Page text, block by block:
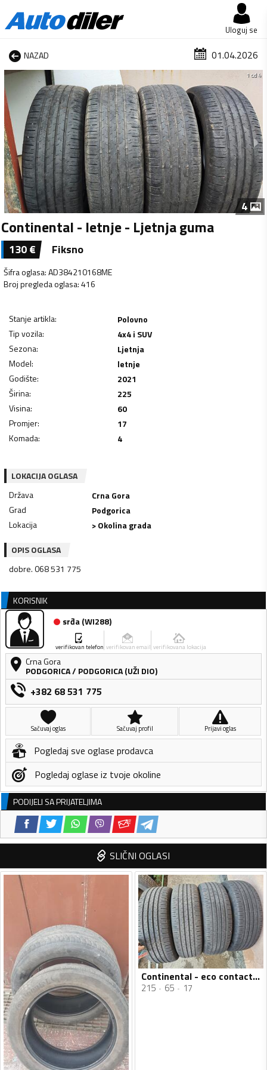
Uloguj se
NAZAD 01.04.2026
1 od 4
4
Continental - letnje - Ljetnja guma
130€ Fiksno
Šifra oglasa:AD384210168ME
Broj pregleda oglasa:416
Stanje artikla:
Polovno
Tip vozila:
4x4 i SUV
Sezona:
Ljetnja
Model:
letnje
Godište:
2021
Širina:
225
Visina:
60
Promjer:
17
Komada: 4
LOKACIJA OGLASA
Država
Crna Gora
Grad
Podgorica
Lokacija
> Okolina grada
OPIS OGLASA
dobre. 068 531 775
KORISNIK
srđa(WI288)
verifikovan telefon verifikovan email verifikovana lokacija
Crna Gora
PODGORICA/ PODGORICA (UŽI DIO)
+382 68 531 775
Sačuvaj oglas Sačuvaj profil Prijavi oglas
Pogledaj sve oglase prodavca
Pogledaj oglase iz tvoje okoline
PODIJELI SA PRIJATELJIMA
SLIČNI OGLASI
Continental - eco contact 6 - Ljetnja guma
215 65 17